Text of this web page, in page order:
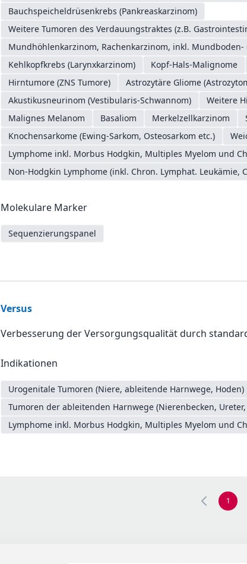
Bauchspeicheldrüsenkrebs (Pankreaskarzinom)
Weitere Tumoren des Verdauungstraktes (z.B.
Mundhöhlenkarzinom, Rachenkarzinom, inkl.
Kehlkopfkrebs (Larynxkarzinom)
Kopf-Hals-Malignome
Hirntumore (ZNS Tumore)
Astrozytäre Gliome
Akustikusneurinom (Vestibularis-Schwannom)
Weitere
Malignes Melanom
Basaliom Merkelzellkarzinom
Knochensarkome (Ewing-Sarkom, Osteosarkom etc.)
Lymphome inkl. Morbus Hodgkin, Multiples Myelom und
Non-Hodgkin Lymphome (inkl. Chron. Lymphat. Leukämie,
Molekulare Marker
Sequenzierungspanel
Versus
Verbesserung der Versorgungsqualität durch
Indikationen
Urogenitale Tumoren (Niere, ableitende Harnwege, Hoden)
Tumoren der ableitenden Harnwege (Nierenbecken,
Lymphome inkl. Morbus Hodgkin, Multiples Myelom und
1